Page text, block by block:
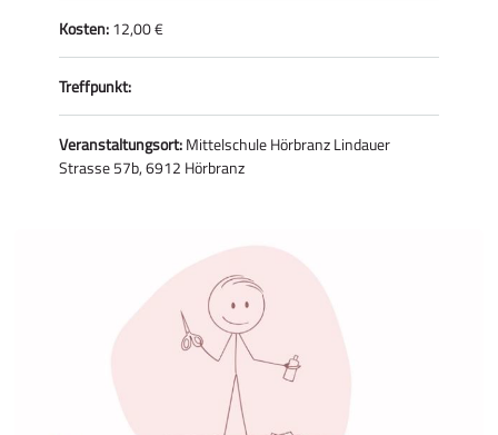
Kosten:12,00 €
Treffpunkt:
Veranstaltungsort:Mittelschule Hörbranz Lindauer
Strasse 57b, 6912 Hörbranz